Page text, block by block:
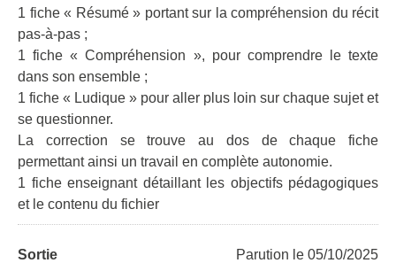
1 fiche « Résumé » portant sur la compréhension du récit
pas-à-pas ;
1 fiche « Compréhension », pour comprendre le texte
dans son ensemble ;
1 fiche « Ludique » pour aller plus loin sur chaque sujet et
se questionner.
La correction se trouve au dos de chaque fiche
permettant ainsi un travail en complète autonomie.
1 fiche enseignant détaillant les objectifs pédagogiques
et le contenu du fichier
Sortie
Parution le 05/10/2025